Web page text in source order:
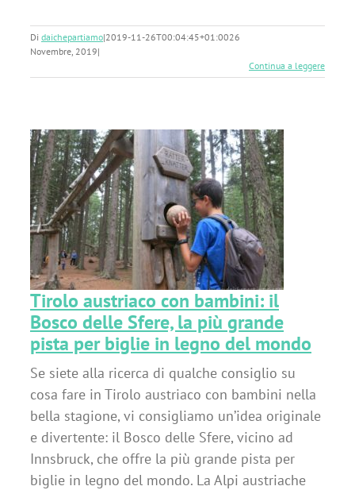
Di daichepartiamo|2019-11-26T00:04:45+01:0026
Novembre, 2019|
Continua a leggere
Tirolo austriaco con bambini: il
Bosco delle Sfere, la più grande
pista per biglie in legno del mondo
Se siete alla ricerca di qualche consiglio su
cosa fare in Tirolo austriaco con bambini nella
bella stagione, vi consigliamo un’idea originale
e divertente: il Bosco delle Sfere, vicino ad
Innsbruck, che offre la più grande pista per
biglie in legno del mondo. La Alpi austriache